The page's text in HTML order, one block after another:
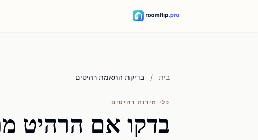
בית / בדיקת התאמת רהיטים
כלי מידות רהיטים
בדקו אם הרהיט